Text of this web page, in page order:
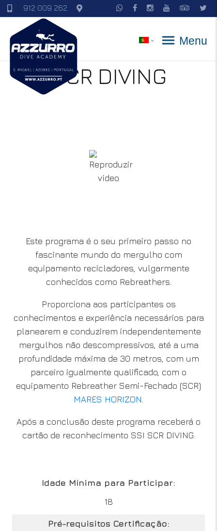
912 009 262
Menu
SCR DIVING
Este programa é o seu primeiro passo no
fascinante mundo do mergulho com
equipamento recicladores, vulgarmente
conhecidos como Rebreathers.
Proporciona aos participantes os
conhecimentos e experiência necessários para
planearem e conduzirem independentemente
mergulhos não descompressivos, até a uma
profundidade máxima de 30 metros, com um
parceiro igualmente qualificado, com o
equipamento Rebreather Semi-Fechado (SCR)
MARES HORIZON
Após a conclusão deste programa receberá o
cartão de reconhecimento SSI SCR DIVING.
Idade Mínima para Participar:
18
Pré-requisitos Certificação: